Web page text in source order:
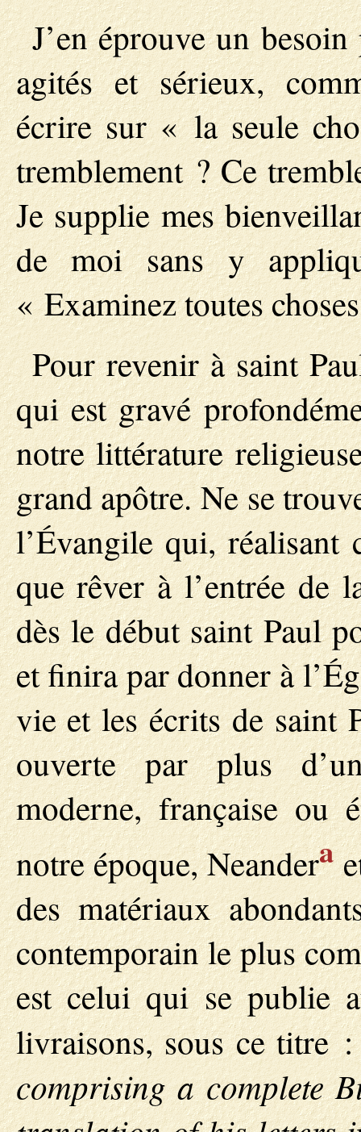
J’en éprouve un
agités et sérieux,
écrire sur « la seule
tremblement ? Ce
Je supplie mes
de moi sans y
« Examinez toutes
Pour revenir à saint
qui est gravé
notre littérature
grand apôtre. Ne se
l’Évangile qui, réalisant
que rêver à l’entrée de
dès le début saint Paul
et finira par donner à
vie et les écrits de saint
ouverte par plus
moderne, française ou
notre époque, Neandera
des matériaux
contemporain le plus
est celui qui se publie
livraisons, sous ce titre
comprising a complete